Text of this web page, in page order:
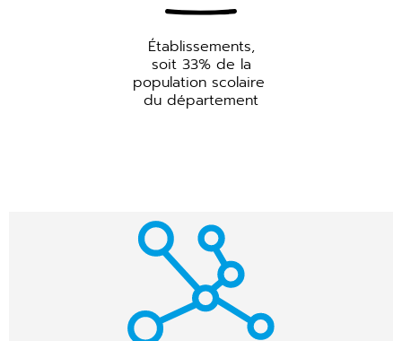
Établissements,
soit 33% de la
population scolaire
du département